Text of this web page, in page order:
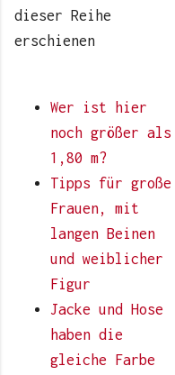
dieser Reihe
erschienen
Wer ist hier
noch größer als
1,80 m?
Tipps für große
Frauen, mit
langen Beinen
und weiblicher
Figur
Jacke und Hose
haben die
gleiche Farbe